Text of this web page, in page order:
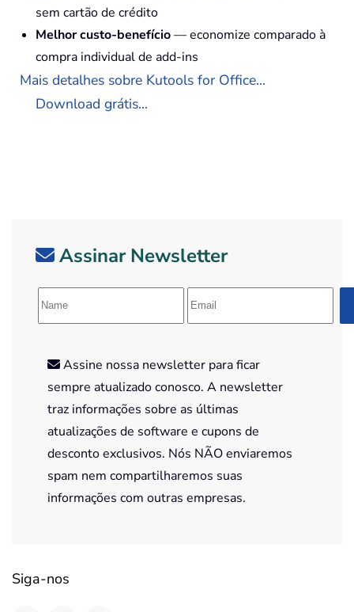
sem cartão de crédito
Melhor custo-benefício— economize comparado à
compra individual de add-ins
Mais detalhes sobre Kutools for Office...
Download grátis...
Assinar Newsletter
Assine nossa newsletter para ficar
sempre atualizado conosco. A newsletter
traz informações sobre as últimas
atualizações de software e cupons de
desconto exclusivos. Nós NÃO enviaremos
spam nem compartilharemos suas
informações com outras empresas.
Siga-nos